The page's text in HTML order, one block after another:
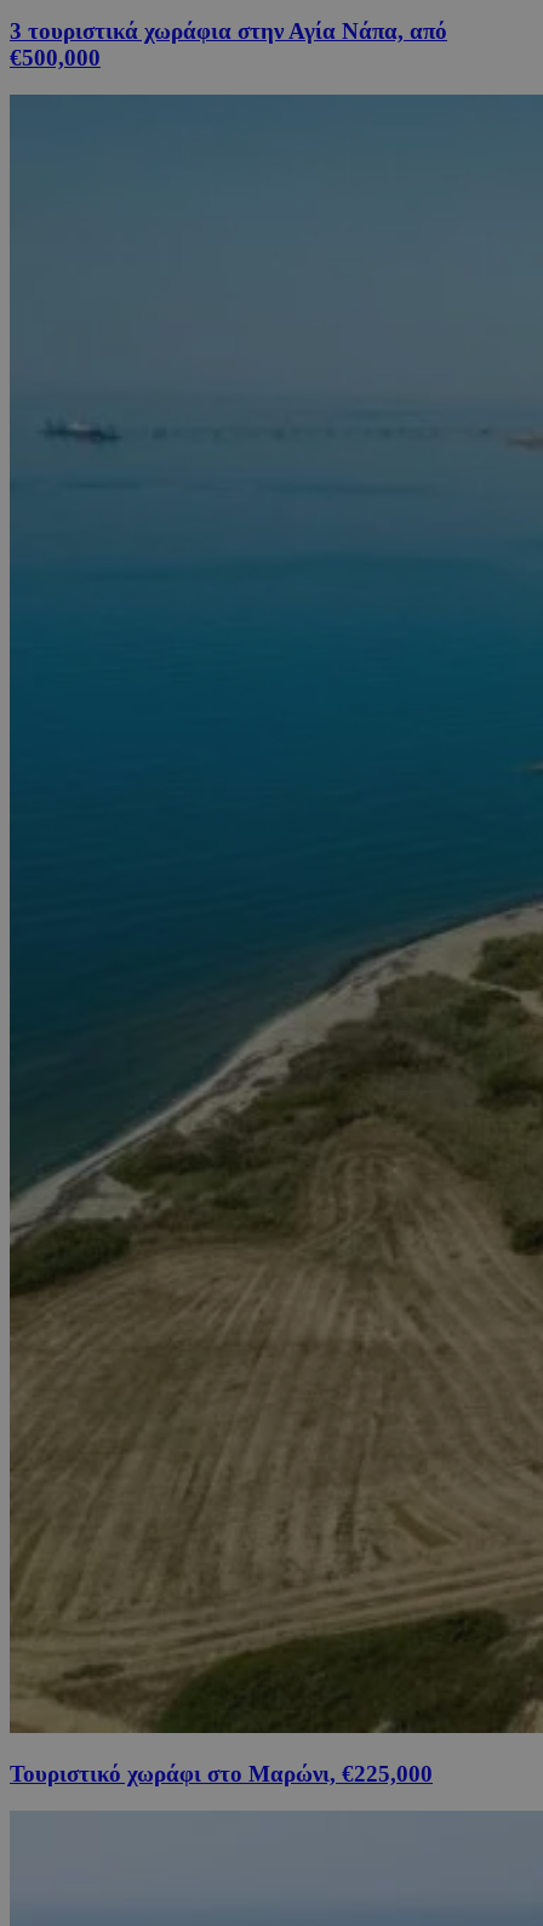
3 τουριστικά χωράφια στην Αγία Νάπα, από
€500,000
Τουριστικό χωράφι στο Μαρώνι, €225,000